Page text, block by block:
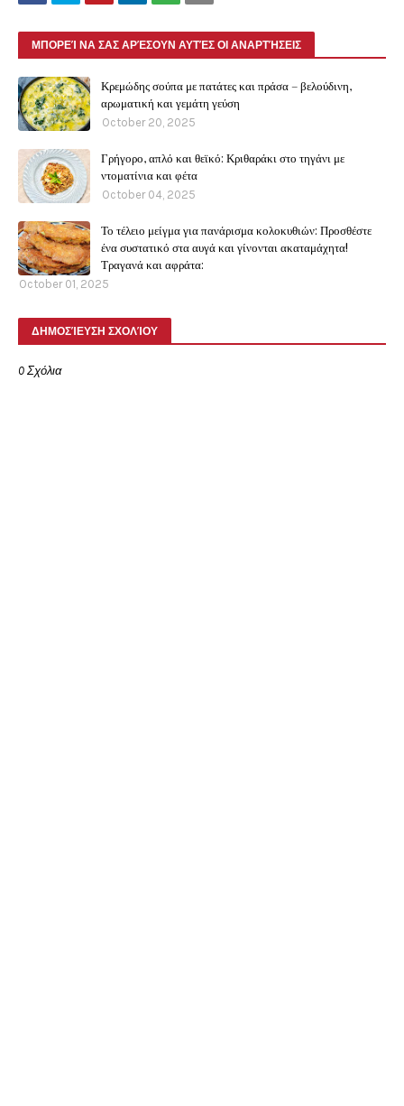
ΜΠΟΡΕΊ ΝΑ ΣΑΣ ΑΡΈΣΟΥΝ ΑΥΤΈΣ ΟΙ ΑΝΑΡΤΉΣΕΙΣ
Κρεμώδης σούπα με πατάτες και πράσα – βελούδινη,
αρωματική και γεμάτη γεύση
October 20, 2025
Γρήγορο, απλό και θεϊκό: Κριθαράκι στο τηγάνι με
ντοματίνια και φέτα
October 04, 2025
Το τέλειο μείγμα για πανάρισμα κολοκυθιών: Προσθέστε
ένα συστατικό στα αυγά και γίνονται ακαταμάχητα!
Τραγανά και αφράτα:
October 01, 2025
ΔΗΜΟΣΊΕΥΣΗ ΣΧΟΛΊΟΥ
0 Σχόλια